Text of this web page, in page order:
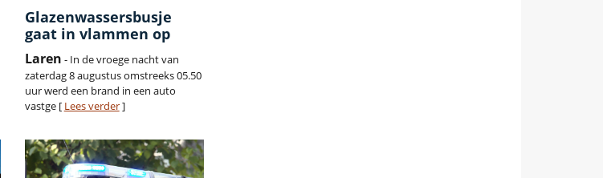
Glazenwassersbusje
gaat in vlammen op
Laren - In de vroege nacht van
zaterdag 8 augustus omstreeks 05.50
uur werd een brand in een auto
vastge [ Lees verder]